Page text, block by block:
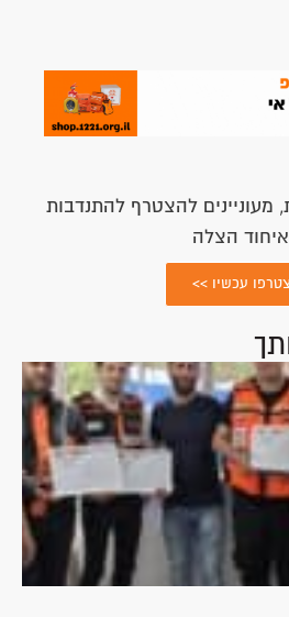
מעוניינים להצטרף להתנדבות
הצלה
עכשיו >>